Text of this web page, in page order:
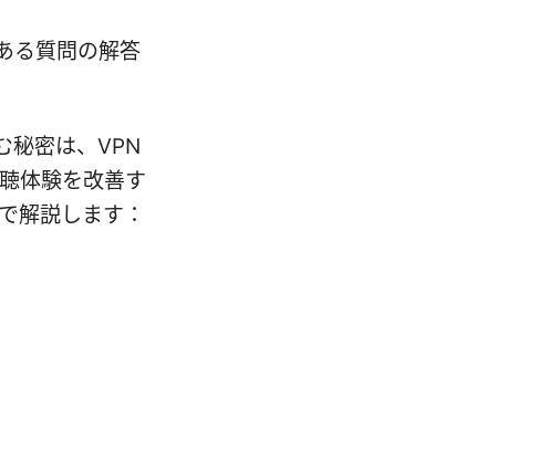
る質問の解答
秘密は、VPN
体験を改善す
解説します：